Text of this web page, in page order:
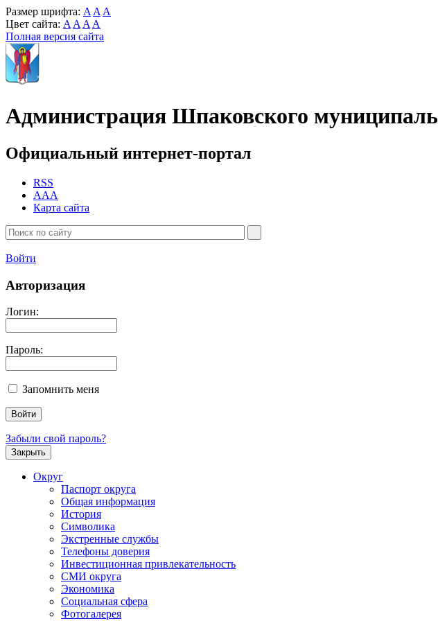
Размер шрифта: A A A
Цвет сайта: A A A A
Полная версия сайта
Администрация Шпаковского
Официальный интернет-портал
RSS
AAA
Карта сайта
Войти
Авторизация
Логин:
Пароль:
Запомнить меня
Забыли свой пароль?
Закрыть
Округ
Паспорт округа
Общая информация
История
Символика
Экстренные службы
Телефоны доверия
Инвестиционная привлекательность
СМИ округа
Экономика
Социальная сфера
Фотогалерея